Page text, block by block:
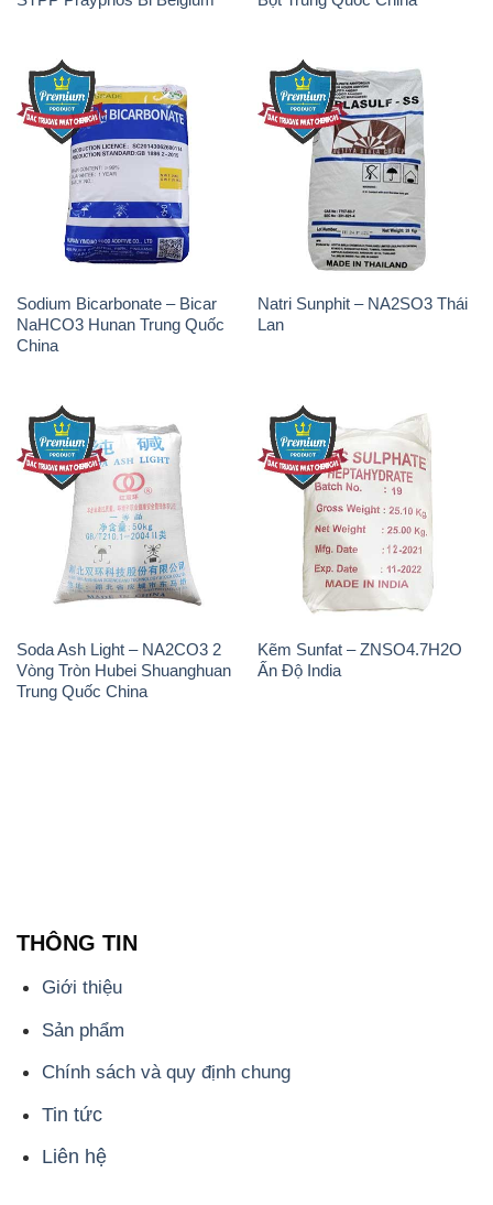
Sodium Bicarbonate – Bicar
NaHCO3 Hunan Trung Quốc
China
Natri Sunphit – NA2SO3 Thái
Lan
Soda Ash Light – NA2CO3 2
Vòng Tròn Hubei Shuanghuan
Trung Quốc China
Kẽm Sunfat – ZNSO4.7H2O
Ấn Độ India
THÔNG TIN
Giới thiệu
Sản phẩm
Chính sách và quy định chung
Tin tức
Liên hệ